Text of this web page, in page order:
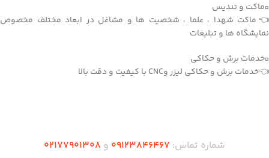
▫️ماکت و تندیس
👈ماکت شهدا ، علما ، شخصیت ها و مشاغل در ابعاد مختلف مخصوص
نمایشگاه ها و تبلیغات
▫️خدمات برش و حکاکی
👈خدمات برش و حکاکی لیزر وCNC با کیفیت و دقت بالا
شماره تماس: ۰۹۱۲۳846467 و ۰2۱77901308